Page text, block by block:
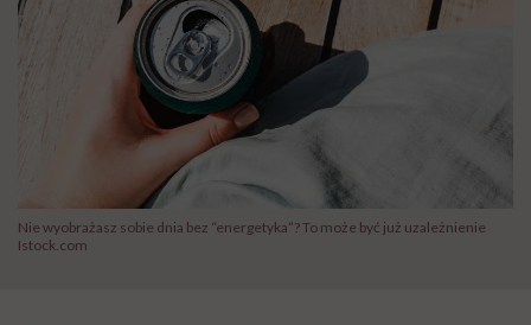
Nie wyobrażasz sobie dnia bez “energetyka”? To może być już uzależnienie
Istock.com